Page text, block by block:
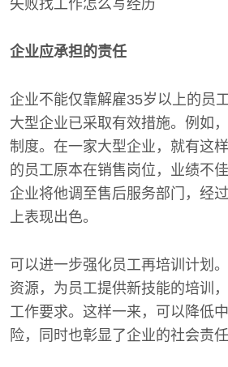
企业应承担的责任
企业不能仅靠解雇35岁以上的员
大型企业已采取有效措施。例如
制度。在一家大型企业，就有这
的员工原本在销售岗位，业绩不
企业将他调至售后服务部门，经
上表现出色。
可以进一步强化员工再培训计划
资源，为员工提供新技能的培训
工作要求。这样一来，可以降低
险，同时也彰显了企业的社会责任